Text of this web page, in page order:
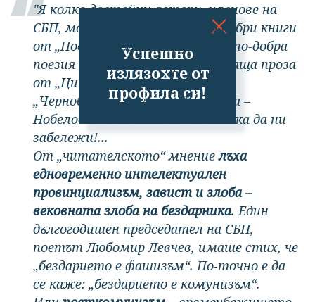
Успешно
излязохте от
профила си!
"Я колко достойни автори, членове на
СБП, могат да напишат и по-добри книги
от „Повелителят на мухите“, по-добра
поезия от Дилън и по-разтърсваща проза
от „Цинковите момчета“ и
„Чернобилска молитва“! Ама на –
Нобеловият комитет нас не иска да ни
забележи!...
От „читателското“ мнениелъха
едновременно интелектуален
провинциализъм, завист и злоба –
вековната злоба на бездарника. Един
дългогодишен председател на СБП,
поетът Любомир Левчев, имаше стих, че
„бездарието е фашизъм“. По-точно е да
се каже: „бездарието е комунизъм“.